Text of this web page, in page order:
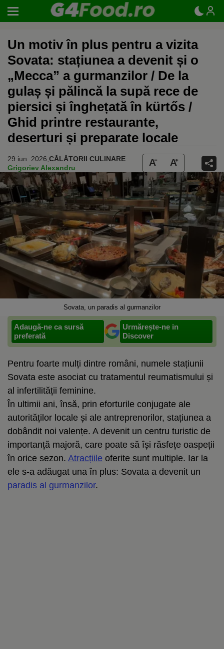
Un motiv în plus pentru a vizita
Sovata: stațiunea a devenit și o
„Mecca” a gurmanzilor / De la
gulaș și pălincă la supă rece de
piersici și înghețată în kürtős /
Ghid printre restaurante,
deserturi și preparate locale
29 iun. 2026, CĂLĂTORII CULINARE
Grigoriev Alexandru
Sovata, un paradis al gurmanzilor
Adaugă-ne ca sursă
preferată
Urmărește-ne in
Discover
Pentru foarte mulți dintre români, numele stațiunii
Sovata este asociat cu tratamentul reumatismului și
al infertilității feminine.
În ultimii ani, însă, prin eforturile conjugate ale
autorităților locale și ale antreprenorilor, stațiunea a
dobândit noi valențe. A devenit un centru turistic de
importanță majoră, care poate să își răsfețe oaspeții
în orice sezon. Atracțiile oferite sunt multiple. Iar la
ele s-a adăugat una în plus: Sovata a devenit un
paradis al gurmanzilor.